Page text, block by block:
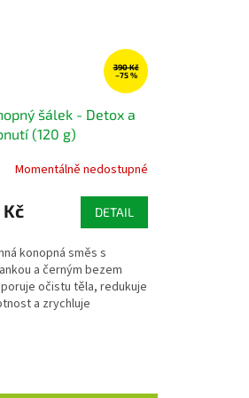
390 Kč
–75 %
šálek - Detox a
(120 g)
čaj
Momentálně nedostupné
DETAIL
konopná směs s
a černým bezem
očistu těla, redukuje
a zrychluje